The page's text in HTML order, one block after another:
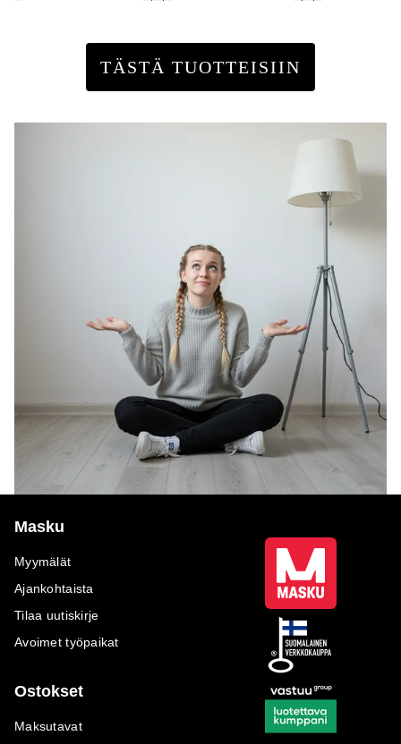
TÄSTÄ TUOTTEISIIN
Masku
Myymälät
Ajankohtaista
Tilaa uutiskirje
Avoimet työpaikat
Ostokset
Maksutavat